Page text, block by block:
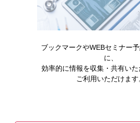
ブックマークやWEBセミナー
に、
効率的に情報を収集・共有い
ご利用いただけます